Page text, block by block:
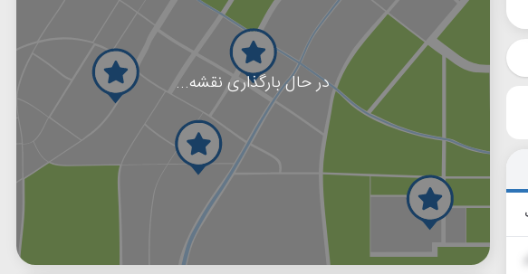
در حال بارگذاری نقشه...